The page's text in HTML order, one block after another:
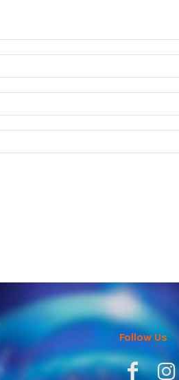
Follow Us